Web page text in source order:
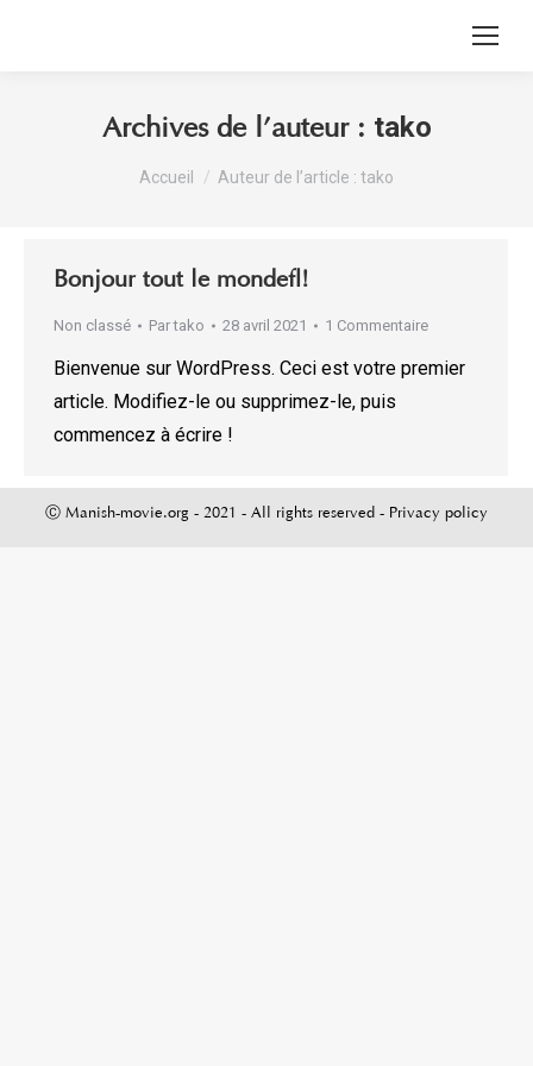
Archives de l’auteur : tako
Vous êtes ici :
Accueil Auteur de l’article : tako
Bonjour tout le monde !
Non classé Partako 28 avril 2021 1 Commentaire
Bienvenue sur WordPress. Ceci est votre premier
article. Modifiez-le ou supprimez-le, puis
commencez à écrire !
Ⓒ Manish-movie.org - 2021 - All rights reserved - Privacy policy